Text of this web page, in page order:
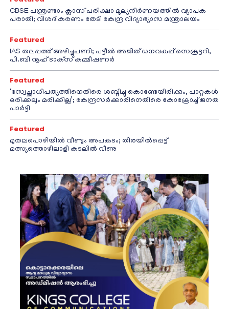
CBSE പന്ത്രണ്ടാം ക്ലാസ് പരീക്ഷാ മൂല്യനിർണയത്തിൽ വ്യാപക
പരാതി; വിശദീകരണം തേടി കേന്ദ്ര വിദ്യാഭ്യാസ മന്ത്രാലയം
Featured
IAS തലപ്പത്ത് അഴിച്ചുപണി; പട്ടീല്‍ അജിത് ധനവകുപ്പ് സെക്രട്ടറി,
പി.ബി നൂഹ് ടാക്‌സ് കമ്മീഷണര്‍
Featured
‘സ്വേച്ഛാധിപത്യത്തിനെതിരെ ശബ്ദിച്ചു കൊണ്ടേയിരിക്കും, പാറ്റകൾ
ഒരിക്കലും മരിക്കില്ല’; കേന്ദ്രസർക്കാരിനെതിരെ കോക്രോച്ച് ജനത
പാർട്ടി
Featured
മുതലപൊഴിയിൽ വീണ്ടും അപകടം; തിരയിൽപ്പെട്ട്
മത്സ്യത്തൊഴിലാളി കടലിൽ വീണു